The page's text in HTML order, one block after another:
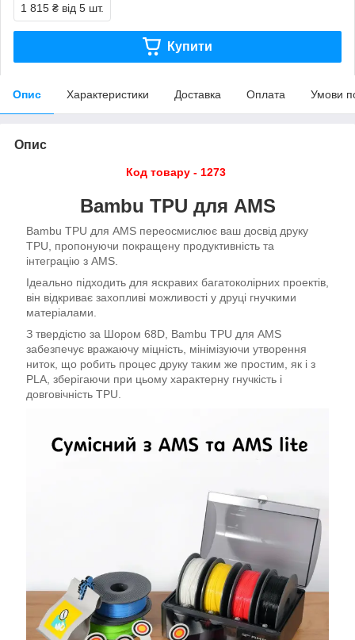
1 815 ₴ від 5 шт.
Купити
Опис Характеристики Доставка Оплата Умови
Опис
Код товару - 1273
Bambu TPU для AMS
Bambu TPU для AMS переосмислює ваш досвід друку
TPU, пропонуючи покращену продуктивність та
інтеграцію з AMS.
Ідеально підходить для яскравих багатоколірних проектів,
він відкриває захопливі можливості у друці гнучкими
матеріалами.
З твердістю за Шором 68D, Bambu TPU для AMS
забезпечує вражаючу міцність, мінімізуючи утворення
ниток, що робить процес друку таким же простим, як і з
PLA, зберігаючи при цьому характерну гнучкість і
довговічність TPU.